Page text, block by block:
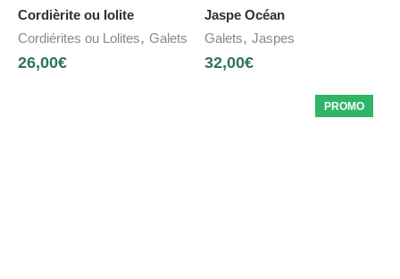
Cordièrite ou Iolite
Cordiérites ou Lolites, Galets
26,00€
Jaspe Océan
Galets, Jaspes
32,00€
PROMO